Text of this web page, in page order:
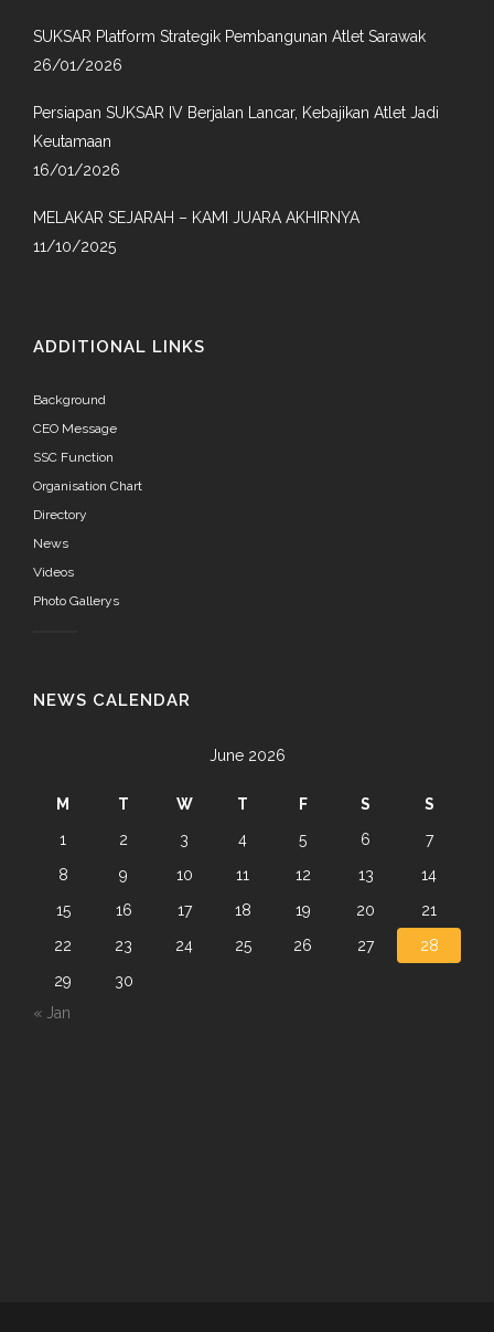
SUKSAR Platform Strategik Pembangunan Atlet Sarawak
26/01/2026
Persiapan SUKSAR IV Berjalan Lancar, Kebajikan Atlet Jadi
Keutamaan
16/01/2026
MELAKAR SEJARAH – KAMI JUARA AKHIRNYA
11/10/2025
ADDITIONAL LINKS
Background
CEO Message
SSC Function
Organisation Chart
Directory
News
Videos
Photo Gallerys
NEWS CALENDAR
June 2026
M T W T F S
S
1
2 3 4 5 6
7
8
9 10 11 12 13
14
15
16 17 18 19 20
21
22
23 24 25 26 27
28
29
30
« Jan